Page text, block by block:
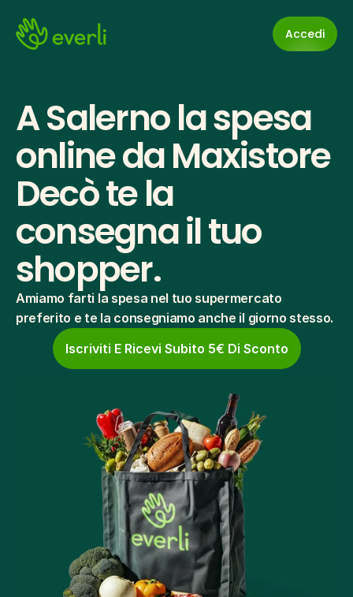
Accedi
A Salerno la spesa
online da Maxistore
Decò te la
consegna il tuo
shopper.
Amiamo farti la spesa nel tuo supermercato
preferito e te la consegniamo anche il giorno stesso.
Iscriviti E Ricevi Subito 5€ Di Sconto